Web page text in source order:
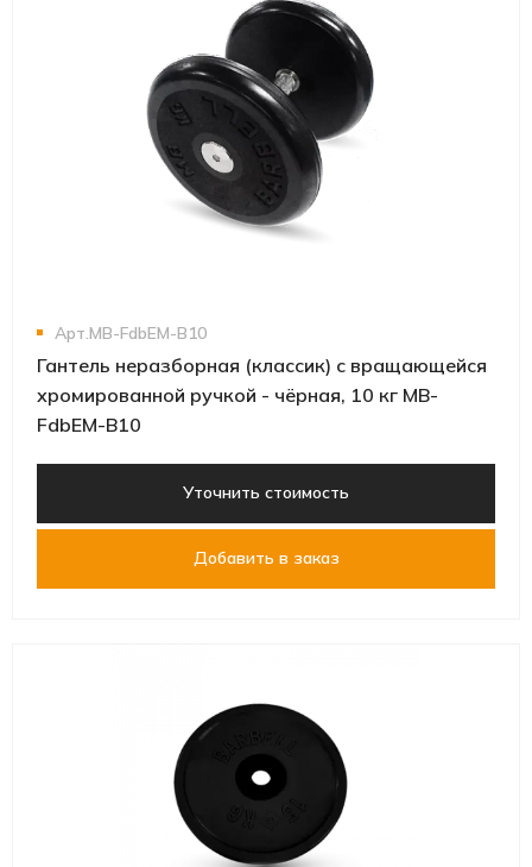
Арт.MB-FdbEM-B10
Гантель неразборная (классик) с вращающейся
хромированной ручкой - чёрная, 10 кг MB-
FdbEM-B10
Уточнить стоимость
Добавить в заказ